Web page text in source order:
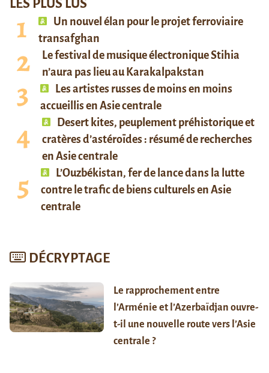
LES PLUS LUS
Un nouvel élan pour le projet ferroviaire
transafghan
Le festival de musique électronique Stihia
n’aura pas lieu au Karakalpakstan
Les artistes russes de moins en moins
accueillis en Asie centrale
Desert kites, peuplement préhistorique et
cratères d’astéroïdes : résumé de recherches
en Asie centrale
L’Ouzbékistan, fer de lance dans la lutte
contre le trafic de biens culturels en Asie
centrale
DÉCRYPTAGE
Le rapprochement entre
l’Arménie et l’Azerbaïdjan ouvre-
t-il une nouvelle route vers l’Asie
centrale ?